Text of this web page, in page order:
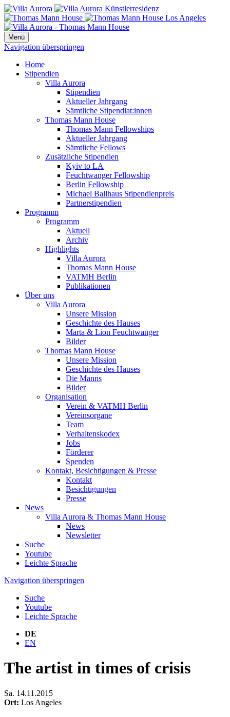
Menü
Navigation überspringen
Home
Stipendien
Villa Aurora
Stipendien
Aktueller Jahrgang
Sämtliche Stipendiat:innen
Thomas Mann House
Thomas Mann Fellowships
Aktueller Jahrgang
Sämtliche Fellows
Zusätzliche Stipendien
Kyiv to LA
Feuchtwanger Fellowship
Berlin Fellowship
Michael Ballhaus Stipendienpreis
Partnerstipendien
Programm
Programm
Aktuell
Archiv
Highlights
Villa Aurora
Thomas Mann House
VATMH Berlin
Publikationen
Über uns
Villa Aurora
Unsere Mission
Geschichte des Hauses
Marta & Lion Feuchtwanger
Bilder
Thomas Mann House
Unsere Mission
Geschichte des Hauses
Die Manns
Bilder
Organisation
Verein & VATMH Berlin
Vereinsorgane
Team
Verhaltenskodex
Jobs
Förderer
Spenden
Kontakt, Besichtigungen & Presse
Kontakt
Besichtigungen
Presse
News
Villa Aurora & Thomas Mann House
News
Newsletter
Suche
Youtube
Leichte Sprache
Navigation überspringen
Suche
Youtube
Leichte Sprache
DE
EN
The artist in times of crisis
Sa. 14.11.2015
Ort: Los Angeles